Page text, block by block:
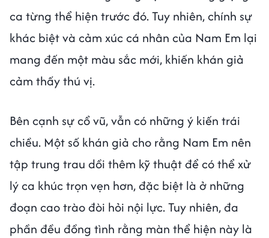
ca từng thể hiện trước đó. Tuy nhiên, chính sự
khác biệt và cảm xúc cá nhân của Nam Em lại
mang đến một màu sắc mới, khiến khán giả
cảm thấy thú vị.
Bên cạnh sự cổ vũ, vẫn có những ý kiến trái
chiều. Một số khán giả cho rằng Nam Em nên
tập trung trau dồi thêm kỹ thuật để có thể xử
lý ca khúc trọn vẹn hơn, đặc biệt là ở những
đoạn cao trào đòi hỏi nội lực. Tuy nhiên, đa
phần đều đồng tình rằng màn thể hiện này là